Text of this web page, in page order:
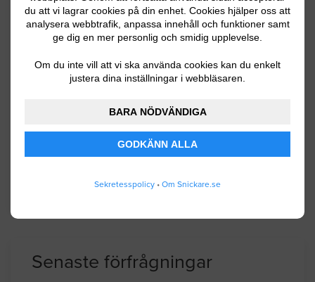
du att vi lagrar cookies på din enhet. Cookies hjälper oss att
analysera webbtrafik, anpassa innehåll och funktioner samt
ge dig en mer personlig och smidig upplevelse.
Om du inte vill att vi ska använda cookies kan du enkelt
justera dina inställningar i webbläsaren.
BARA NÖDVÄNDIGA
GODKÄNN ALLA
Sekretesspolicy • Om Snickare.se
Sunne kommun ligger i landskapet Värmland
och har ca 13500 invånare. Närinsglivet
består av många små och medelstora företag
i olika brancher och den största privata
en uppskattad skidanläggning. Terrängen
domineras av skog coh vattendrag.
BYGGLOVSINFORMATION FÖR SUNNE
Senaste förfrågningar